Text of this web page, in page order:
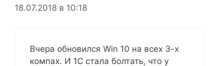
18.07.2018 в 10:18
Вчера обновился Win 10 на всех 3-х
компах. И 1С стала болтать, что у